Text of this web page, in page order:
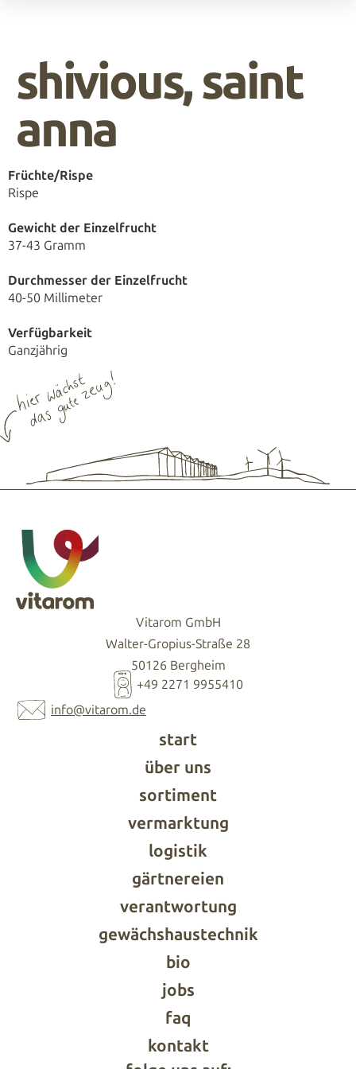
shivious, saint
anna
Früchte/Rispe
Rispe
Gewicht der Einzelfrucht
37-43 Gramm
Durchmesser der Einzelfrucht
40-50 Millimeter
Verfügbarkeit
Ganzjährig
Vitarom GmbH
Walter-Gropius-Straße 28
50126 Bergheim
+49 2271 9955410
info@vitarom.de
start
über uns
sortiment
vermarktung
logistik
gärtnereien
verantwortung
gewächshaustechnik
bio
jobs
faq
kontakt